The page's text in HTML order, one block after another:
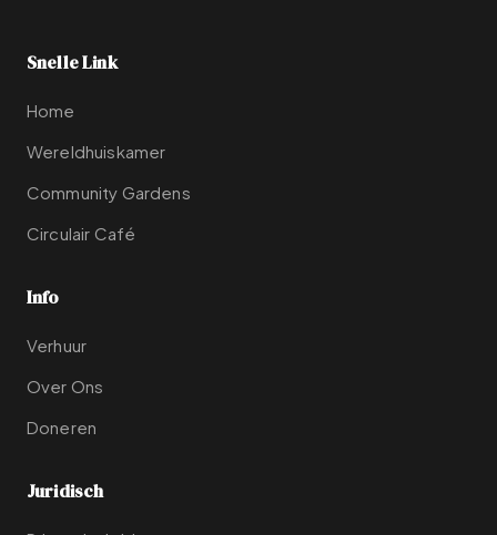
Snelle Link
Home
Wereldhuiskamer
Community Gardens
Circulair Café
Info
Verhuur
Over Ons
Doneren
Juridisch